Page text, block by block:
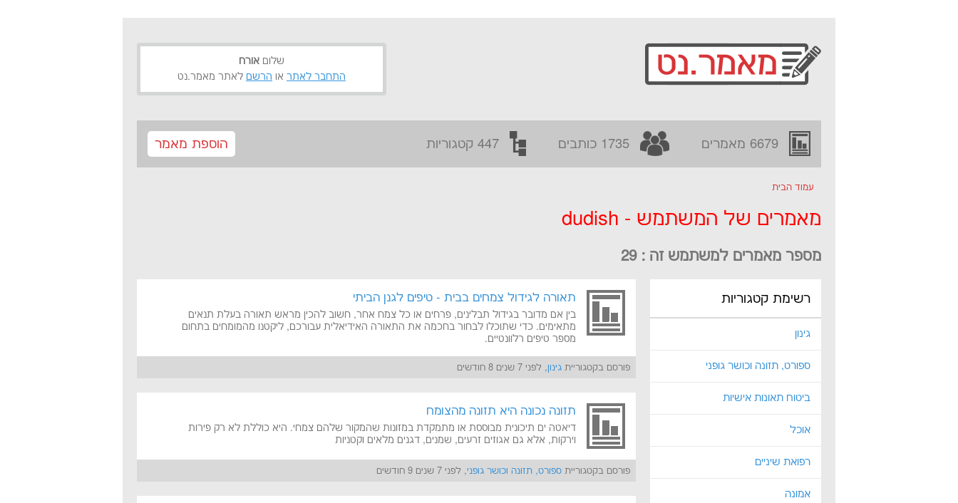
שלום אורח
התחבר לאתר או הרשם לאתר מאמר.נט
6679 מאמרים 1735 כותבים 447 קטגוריות הוספת מאמר
עמוד הבית
מאמרים של המשתמש - dudish
מספר מאמרים למשתמש זה : 29
רשימת קטגוריות
גינון
ספורט, תזונה וכושר גופני
ביטוח תאונות אישיות
אוכל
רפואת שיניים
אמונה
תאורה לגידול צמחים בבית - טיפים לגנן הביתי
בין אם מדובר בגידול תבלינים, פרחים או כל צמח אחר, חשוב להכין מראש תאורה בעלת תנאים
מתאימים. כדי שתוכלו לבחור בחכמה את התאורה האידיאלית עבורכם, ליקטנו מהמומחים בתחום
מספר טיפים רלוונטיים.
פורסם בקטגוריית גינון, לפני 7 שנים 8 חודשים
תזונה נכונה היא תזונה מהצומח
דיאטה ים תיכונית מבוססת או מתמקדת במזונות שהמקור שלהם צמחי. היא כוללת לא רק פירות
וירקות, אלא גם אגוזים זרעים, שמנים, דגנים מלאים וקטניות
פורסם בקטגוריית ספורט, תזונה וכושר גופני, לפני 7 שנים 9 חודשים